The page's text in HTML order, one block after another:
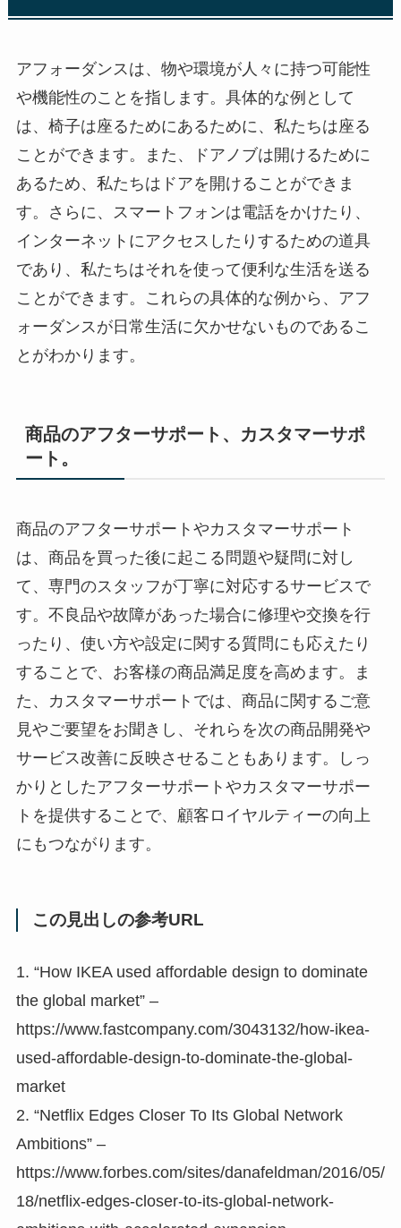
アフォーダンスは、物や環境が人々に持つ可能性
や機能性のことを指します。具体的な例として
は、椅子は座るためにあるために、私たちは座る
ことができます。また、ドアノブは開けるために
あるため、私たちはドアを開けることができま
す。さらに、スマートフォンは電話をかけたり、
インターネットにアクセスしたりするための道具
であり、私たちはそれを使って便利な生活を送る
ことができます。これらの具体的な例から、アフ
ォーダンスが日常生活に欠かせないものであるこ
とがわかります。
商品のアフターサポート、カスタマーサポ
ート。
商品のアフターサポートやカスタマーサポート
は、商品を買った後に起こる問題や疑問に対し
て、専門のスタッフが丁寧に対応するサービスで
す。不良品や故障があった場合に修理や交換を行
ったり、使い方や設定に関する質問にも応えたり
することで、お客様の商品満足度を高めます。ま
た、カスタマーサポートでは、商品に関するご意
見やご要望をお聞きし、それらを次の商品開発や
サービス改善に反映させることもあります。しっ
かりとしたアフターサポートやカスタマーサポー
トを提供することで、顧客ロイヤルティーの向上
にもつながります。
この見出しの参考URL
1. “How IKEA used affordable design to dominate
the global market” –
https://www.fastcompany.com/3043132/how-ikea-
used-affordable-design-to-dominate-the-global-
market
2. “Netflix Edges Closer To Its Global Network
Ambitions” –
https://www.forbes.com/sites/danafeldman/2016/05/
18/netflix-edges-closer-to-its-global-network-